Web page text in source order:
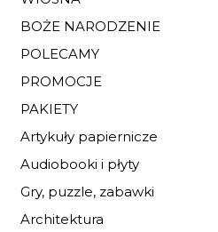
BOŻE NARODZENIE
POLECAMY
PROMOCJE
PAKIETY
Artykuły papiernicze
Audiobooki i płyty
Gry, puzzle, zabawki
Architektura